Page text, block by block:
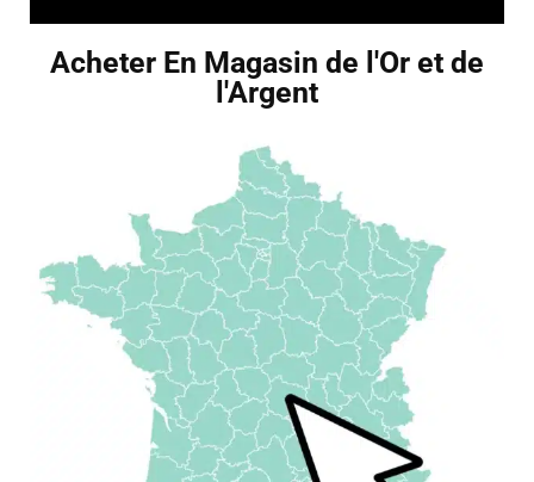
Acheter En Magasin de l'Or et de
l'Argent